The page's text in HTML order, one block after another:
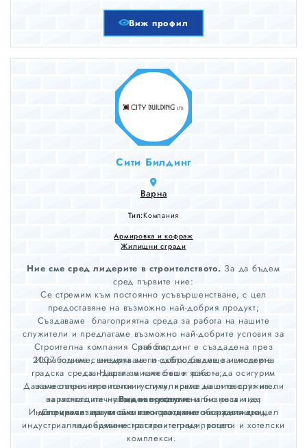
Виж профил
Сити Билдинг
Варна
Тип:Компания
Армировка и кофраж
Жилищни сгради
Ние сме сред лидерите в строителството. За да бъдем
сред първите ние:
Се стремим към постоянно усъвършенстване, с цел
предоставяне на възможно най-добрия продукт;
Създаваме благоприятна среда за работа на нашите
служители и предлагаме възможно най-добрите условия за
работа;
Изработваме, внедряваме и съблюдаваме за високите
стандарти за качество и работа;
Даваме отправните точки и стимулираме нашите служители
за тяхното личностно и професионално развитие;
Инвестираме във високо технологично оборудване с цел
подобряване на строителния процес.
Строителна компания Сити Билдинг е създадена през
2007 година с визията за по-добро бъдеще и модерна
градска среда. Нашата мисия беше ясна – да осигурим
качествени строителни услуги, които да отговорят на
нарастващите нужди на жителите и бизнеса и да
допринесат за устойчивото развитиe на нашия град.
Видове услуги
Специализирани сме в изграждането на жилищни,
индустриални и административни сгради, хотели и хотелски
комплекси.